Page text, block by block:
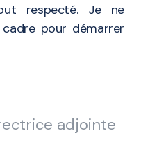
respecté. Je ne
pour démarrer
adjointe